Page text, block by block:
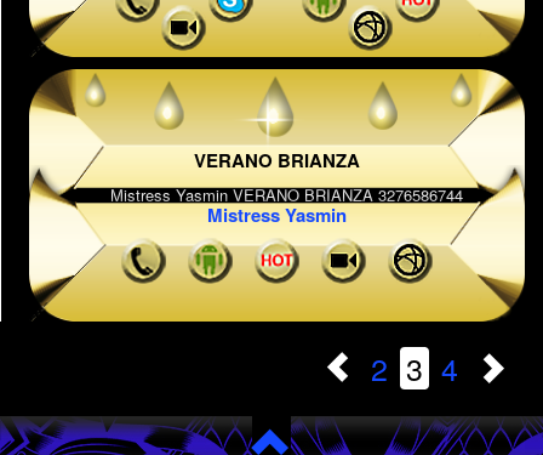
VERANO BRIANZA
Mistress Yasmin
2 3 4